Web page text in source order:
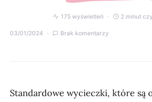
175 wyświetleń 2 minut
03/01/2024 Brak komentarzy
Standardowe wycieczki, które są